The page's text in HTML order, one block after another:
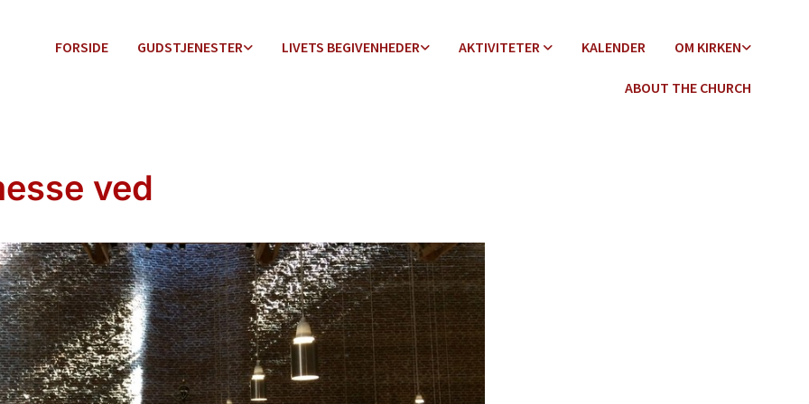
FORSIDE GUDSTJENESTER LIVETS BEGIVENHEDER AKTIVITETER KALENDER OM KIRKEN
ABOUT THE CHURCH
ved